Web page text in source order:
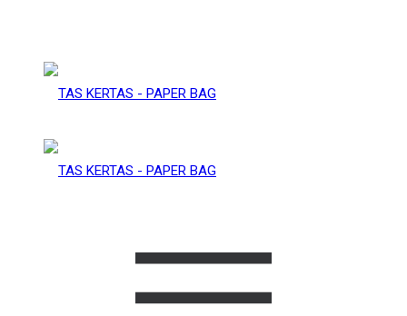
BAG